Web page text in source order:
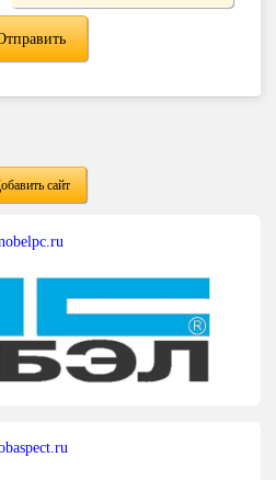
сайт